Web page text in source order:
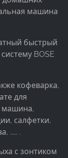
машина
быстрый
BOSE
кофеварка,
для
машина,
салфетки,
..... .
с зонтиком